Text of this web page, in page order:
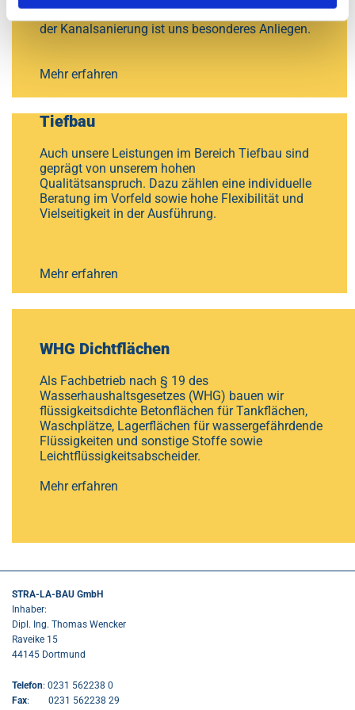
der Kanalsanierung ist uns besonderes Anliegen.
Mehr erfahren
Tiefbau
Auch unsere Leistungen im Bereich Tiefbau sind
geprägt von unserem hohen
Qualitätsanspruch. Dazu zählen eine individuelle
Beratung im Vorfeld sowie hohe Flexibilität und
Vielseitigkeit in der Ausführung.
Mehr erfahren
WHG Dichtflächen
Als Fachbetrieb nach § 19 des
Wasserhaushaltsgesetzes (WHG) bauen wir
flüssigkeitsdichte Betonflächen für Tankflächen,
Waschplätze, Lagerflächen für wassergefährdende
Flüssigkeiten und sonstige Stoffe sowie
Leichtflüssigkeitsabscheider.
Mehr erfahren
STRA-LA-BAU GmbH
Inhaber:
Dipl. Ing. Thomas Wencker
Raveike 15
44145 Dortmund
Telefon: 0231 562238 0
Fax: 0231 562238 29